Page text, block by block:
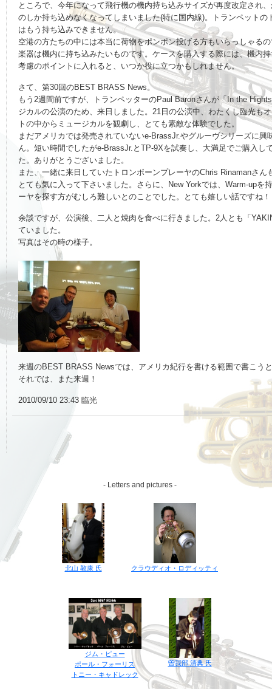
ところで、今年になって飛行機の機内持ち込みサイズが再度改定され
のしか持ち込めなくなってしまいました(特に国内線)。トランペットの
はもう持ち込みできません。
空港の方たちの中には本当に荷物をポンポン投げる方もいらっしゃる
楽器は機内に持ち込みたいものです。ケースを購入する際には、機内
考慮のポイントに入れると、いつか役に立つかもしれません。
さて、第30回のBEST BRASS News。
もう2週間前ですが、トランペッターのPaul Baronさんが「In the
ジカルの公演のため、来日しました。21日の公演中、わたくし臨光も
トの中からミュージカルを観劇し、とても素敵な体験でした。
まだアメリカでは発売されていないe-BrassJr.やグルーヴシリーズに興
ん。短い時間でしたがe-BrassJr.とTP-9Xを試奏し、大満足でご購入し
た。ありがとうございました。
また、一緒に来日していたトロンボーンプレーヤのChris Rinamanさん
とても気に入って下さいました。さらに、New Yorkでは、Warm-upを
ーヤを探す方がむしろ難しいとのことでした。とても嬉しい話ですね！
余談ですが、公演後、二人と焼肉を食べに行きました。2人とも「
ていました。
写真はその時の様子。
来週のBEST BRASS Newsでは、アメリカ紀行を書ける範囲で書こう
それでは、また来週！
2010/09/10 23:43 臨光
- Letters and pictures -
北山 敦康 氏 クラウディオ・ロディッティ
ジム・ピュー
ポール・フォーリス
トニー・キャドレック
曽我部 清典 氏